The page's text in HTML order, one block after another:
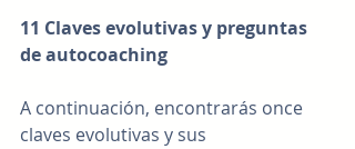
11 Claves evolutivas y preguntas
de autocoaching
A continuación, encontrarás once
claves evolutivas y sus